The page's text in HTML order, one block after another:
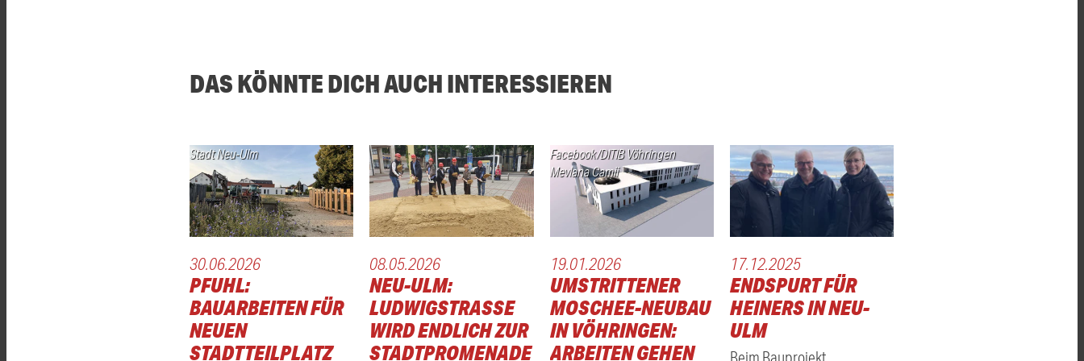
DAS KÖNNTE DICH AUCH INTERESSIEREN
Stadt Neu-Ulm
30.06.2026
PFUHL:
BAUARBEITEN FÜR
NEUEN
STADTTEILPLATZ
08.05.2026
NEU-ULM:
LUDWIGSTRASSE W
IRD ENDLICH ZUR S
TADTPROMENADE
Facebook/DITIB Vöhringen
Mevlana Camii
19.01.2026
UMSTRITTENER
MOSCHEE-NEUBAU
IN VÖHRINGEN:
ARBEITEN GEHEN
17.12.2025
ENDSPURT FÜR
HEINERS IN NEU-
ULM
Beim Bauprojekt